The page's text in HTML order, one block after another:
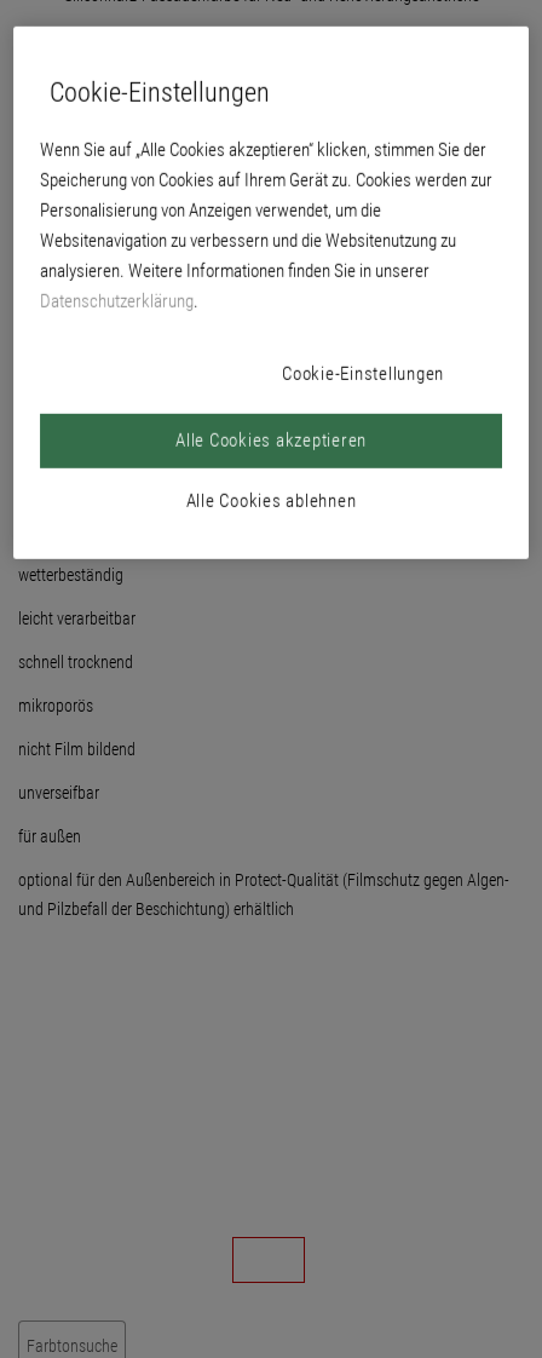
wasserdampfdiffusionsfähig
wetterbeständig
leicht verarbeitbar
schnell trocknend
mikroporös
nicht Film bildend
unverseifbar
für außen
optional für den Außenbereich in Protect-Qualität (Filmschutz gegen Algen-
und Pilzbefall der Beschichtung) erhältlich
Farbtonsuche
Cookie-Einstellungen
Wenn Sie auf „Alle Cookies akzeptieren“ klicken, stimmen Sie der
Speicherung von Cookies auf Ihrem Gerät zu. Cookies werden zur
Personalisierung von Anzeigen verwendet, um die
Websitenavigation zu verbessern und die Websitenutzung zu
analysieren. Weitere Informationen finden Sie in unserer
Datenschutzerklärung.
Cookie-Einstellungen
Alle Cookies ablehnen
Alle Cookies akzeptieren